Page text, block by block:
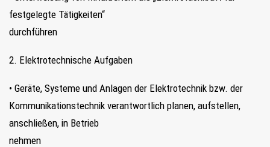
JETZT BEWERBEN
SUCHEN
festgelegte Tätigkeiten“
durchführen
2. Elektrotechnische Aufgaben
• Geräte, Systeme und Anlagen der Elektrotechnik bzw. der
Kommunikationstechnik verantwortlich planen, aufstellen,
anschließen, in Betrieb
nehmen